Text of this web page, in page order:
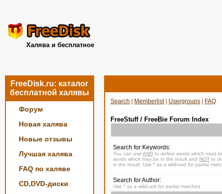
Халява и бесплатное
FreeDisk.ru: каталог
бесплатной халявы
Форум
Новая халява
Новые отзывы
Лучшая халява
FAQ по халяве
CD,DVD-диски
Search Memberlist| Usergroups FAQ
FreeStuff / FreeBie Forum Index
Search for Keywords:
You can use AND to define words which must
words which may be in the result and NOT to
in the result. Use * as a wildcard for partial
Search for Author:
Use * as a wildcard for partial matches